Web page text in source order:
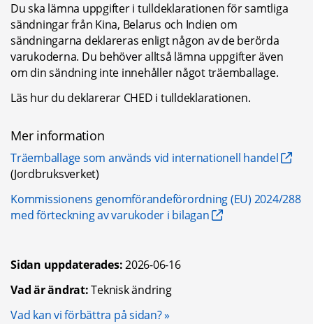
Du ska lämna uppgifter i tulldeklarationen för samtliga
sändningar från Kina, Belarus och Indien om
sändningarna deklareras enligt någon av de berörda
varukoderna. Du behöver alltså lämna uppgifter även
om din sändning inte innehåller något träemballage.
Läs hur du deklarerar CHED i tulldeklarationen.
Mer information
Träemballage som används vid internationell handel
(Jordbruksverket)
Kommissionens genomförandeförordning (EU) 2024/288
med förteckning av varukoder i bilagan
Sidan uppdaterades:2026-06-16
Vad är ändrat:Teknisk ändring
Vad kan vi förbättra på sidan?Öppnas i nytt fönster.